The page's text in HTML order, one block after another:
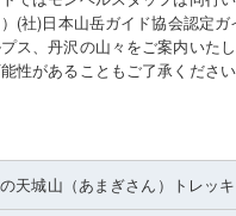
(社)日本山岳ガイド協会認定
ス、丹沢の山々をご案内いた
性があることもご了承くださ
天城山（あまぎさん）トレッ